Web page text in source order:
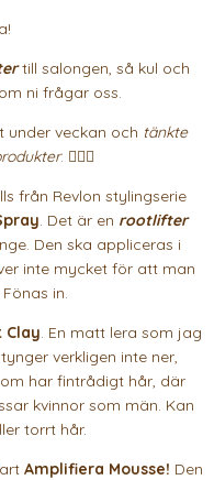
till salongen, så kul och
ni frågar oss.
veckan och tänkte
. 👌🏻✨
från Revlon stylingserie
. Det är en rootlifter
Den ska appliceras i
inte mycket för att man
in.
Clay . En matt lera som jag
verkligen inte ner,
har fintrådigt hår, där
kvinnor som män. Kan
torrt hår.
Amplifiera Mousse! Den